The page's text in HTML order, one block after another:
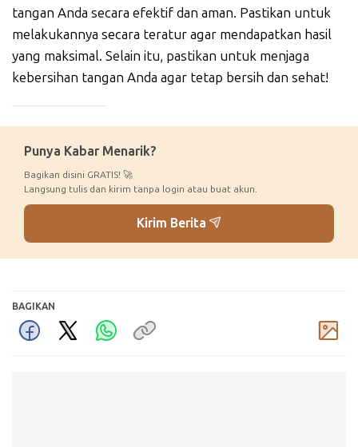
tangan Anda secara efektif dan aman. Pastikan untuk
melakukannya secara teratur agar mendapatkan hasil
yang maksimal. Selain itu, pastikan untuk menjaga
kebersihan tangan Anda agar tetap bersih dan sehat!
Punya Kabar Menarik?
Bagikan disini GRATIS! 🚀
Langsung tulis dan kirim tanpa login atau buat akun.
Kirim Berita
BAGIKAN